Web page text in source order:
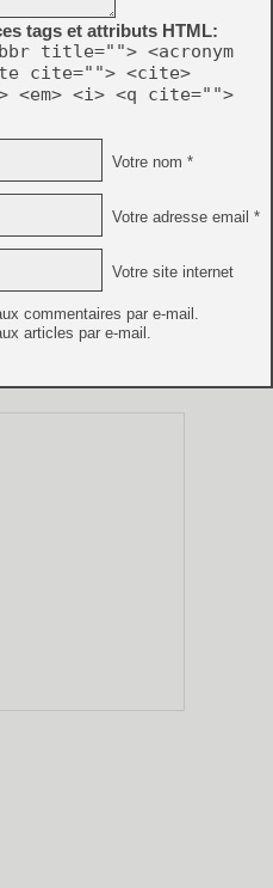
tags et attributs HTML:
title=""> <acronym
cite=""> <cite>
<em> <i> <q cite="">
Votre nom *
Votre adresse email *
Votre site internet
commentaires par e-mail.
articles par e-mail.